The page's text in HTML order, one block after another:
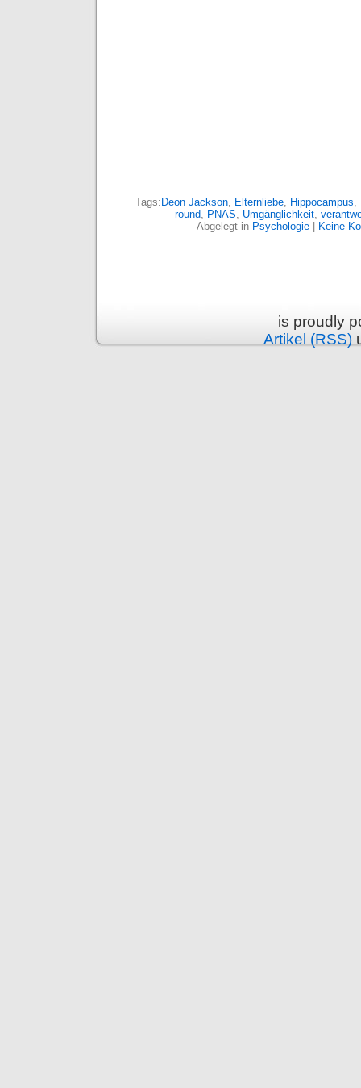
Tags: Deon Jackson, Elternliebe, Hippocampus,
round, PNAS, Umgänglichkeit,
Abgelegt in Psychologie| Keine
is proudly
Artikel (RSS)